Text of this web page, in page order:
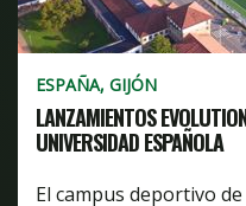
ESPAÑA, GIJÓN
LANZAMIENTOS
UNIVERSIDAD ESPAÑOLA
El campus deportivo